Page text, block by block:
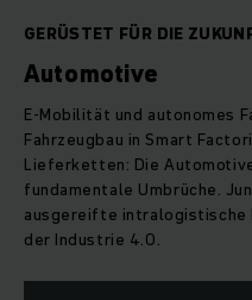
GERÜSTET FÜR DIE
Automotive
E-Mobilität und autonomes
Fahrzeugbau in Smart
Lieferketten: Die
fundamentale Umbrüche.
ausgereifte intralogistische
der Industrie 4.0.